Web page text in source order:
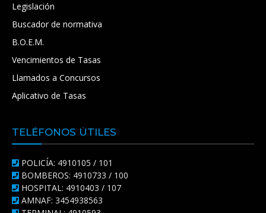
Legislación
Buscador de normativa
B.O.E.M.
Vencimientos de Tasas
Llamados a Concursos
Aplicativo de Tasas
TELÉFONOS ÚTILES
POLICÍA: 4910105 / 101
BOMBEROS: 4910733 / 100
HOSPITAL: 4910403 / 107
AMNAF: 3454938563